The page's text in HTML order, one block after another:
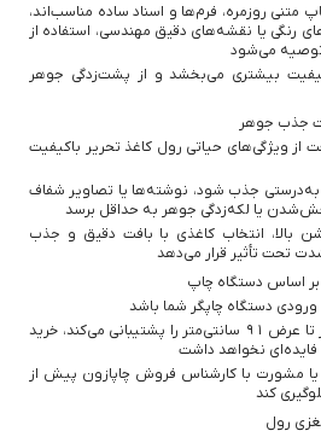
گرم) برای چاپ متنی روزمره، فرم‌ها و اسناد ساده مناسب‌اند،
رنگی یا نقشه‌های دقیق مهندسی، استفاده از
بیشتری می‌بخشد و از پشت‌زدگی جوهر
ویژگی‌های حیاتی رول کاغذ تحریر باکیفیت
جذب شود، نوشته‌ها یا تصاویر شفاف
یا لکه‌زدگی جوهر به حداقل برسد
بالا، انتخاب کاغذی با بافت دقیق و جذب
تحت تأثیر قرار می‌دهد
دستگاه چاپگر شما باشد
برای مثال، اگر چاپگر شما حداکثر تا عرض ۹۱ سانتی‌متر را پشتیبانی می‌کند، خرید
نخواهد داشت
یا مشورت با کارشناس فروش چاپازون پیش از
کند